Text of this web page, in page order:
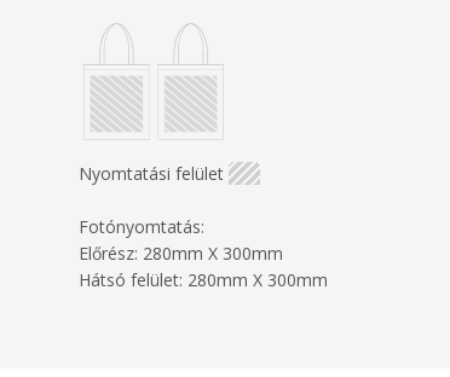
Nyomtatási felület
Fotónyomtatás:
Előrész: 280mm X 300mm
Hátsó felület: 280mm X 300mm